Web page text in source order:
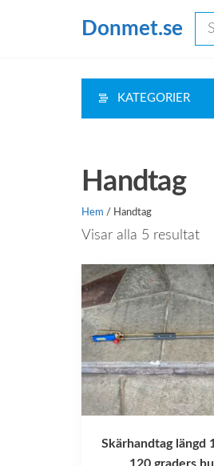
Donmet.se
KATEGORIER
Handtag
Hem / Handtag
Visar alla 5 resultat
till
Skärhandtag längd
120 graders